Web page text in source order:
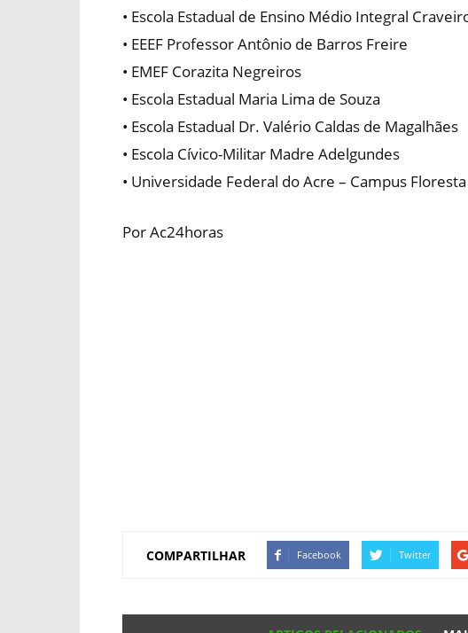
• Escola Estadual de Ensino Médio Integral
• EEEF Professor Antônio de Barros Freire
• EMEF Corazita Negreiros
• Escola Estadual Maria Lima de Souza
• Escola Estadual Dr. Valério Caldas de Magalhães
• Escola Cívico-Militar Madre Adelgundes
• Universidade Federal do Acre – Campus Floresta
Por Ac24horas
COMPARTILHAR Facebook Twitter